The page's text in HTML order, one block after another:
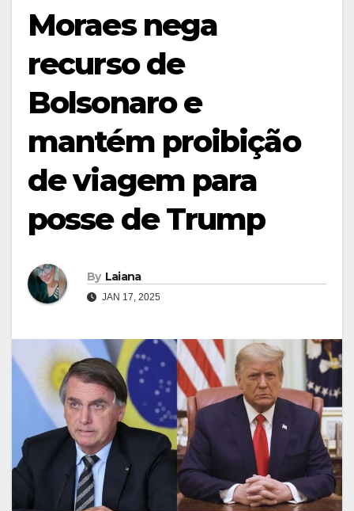
Moraes nega
recurso de
Bolsonaro e
mantém proibição
de viagem para
posse de Trump
By Laiana
JAN 17, 2025